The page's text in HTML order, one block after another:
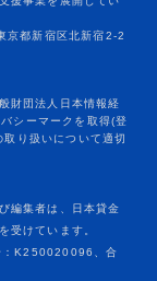
編集者は、日本貸金
受けています。
：K250020096、合